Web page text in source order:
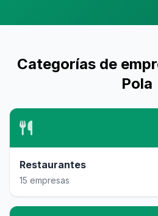
Categorías de
Pola
Restaurantes
15 empresas